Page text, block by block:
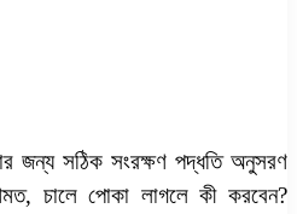
জন্য সঠিক সংরক্ষণ পদ্ধতি অনুসরণ
চালে পোকা লাগলে কী করবেন?